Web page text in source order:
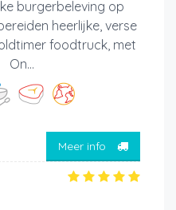
burgerbeleving op
heerlijke, verse
foodtruck, met
On...
Meer info